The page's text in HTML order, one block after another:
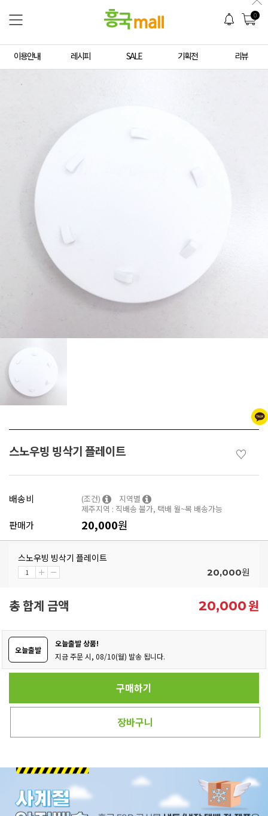
0
이용안내 레시피 SALE 기획전 리뷰
스노우빙 빙삭기 플레이트 ♡
배송비 (조건)
지역별
제주지역 : 직배송 불가, 택배 월~목 배송가능
판매가 20,000원
스노우빙 빙삭기 플레이트
20,000원
총 합계 금액 20,000원
오늘출발
오늘출발 상품!
지금 주문 시, 08/10(월) 발송 됩니다.
구매하기
장바구니